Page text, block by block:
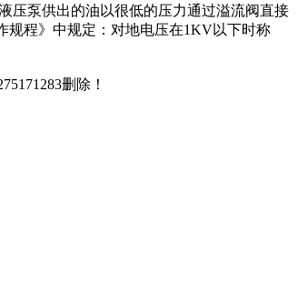
压泵供出的油以很低的压力通过溢流阀直接
规程》中规定：对地电压在1KV以下时称
删除！